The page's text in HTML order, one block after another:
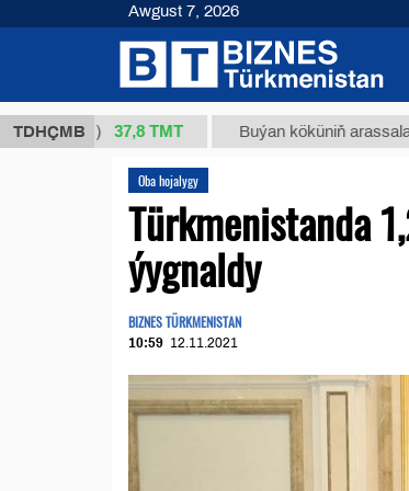
TDHÇMB
(kg.) 37,8 ТМТ Buýan köküniň
Oba hojalygy
Türkmenistanda
ýygnaldy
BIZNES TÜRKMENISTAN
10:59 12.11.2021
Awgust 7, 2026